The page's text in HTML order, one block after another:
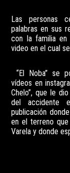
Las personas
palabras en sus
con la familia
video en el cual
“El Noba” se
vídeos en
Chelo”, que le
del accidente
publicación
en el terreno que
Varela y donde